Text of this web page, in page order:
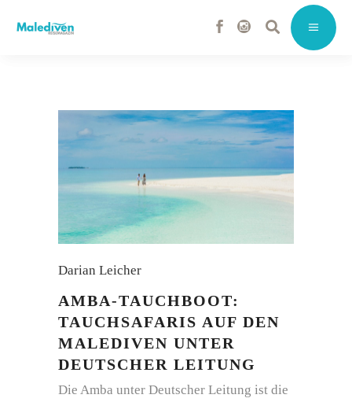
Darian Leicher
AMBA-TAUCHBOOT:
TAUCHSAFARIS AUF DEN
MALEDIVEN UNTER
DEUTSCHER LEITUNG
Die Amba unter Deutscher Leitung ist die